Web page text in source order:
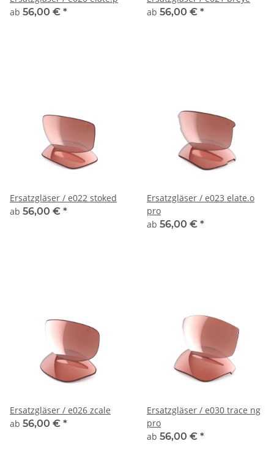
ab 56,00 € *
ab 56,00 € *
Ersatzgläser / e022 stoked
ab 56,00 € *
Ersatzgläser / e023 elate.o
pro
ab 56,00 € *
Ersatzgläser / e026 zcale
ab 56,00 € *
Ersatzgläser / e030 trace ng
pro
ab 56,00 € *